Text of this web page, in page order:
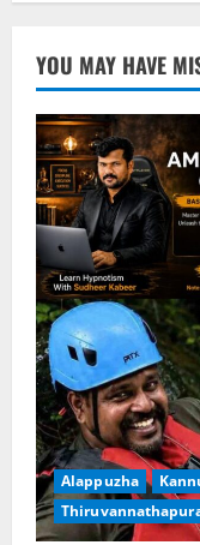
YOU MAY HAVE
Alappuzha